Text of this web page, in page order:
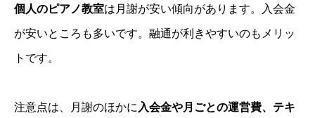
個人のピアノ教室は月謝が安い傾向があります。入会金
が安いところも多いです。融通が利きやすいのもメリッ
トです。
注意点は、月謝のほかに入会金や月ごとの運営費、テキ